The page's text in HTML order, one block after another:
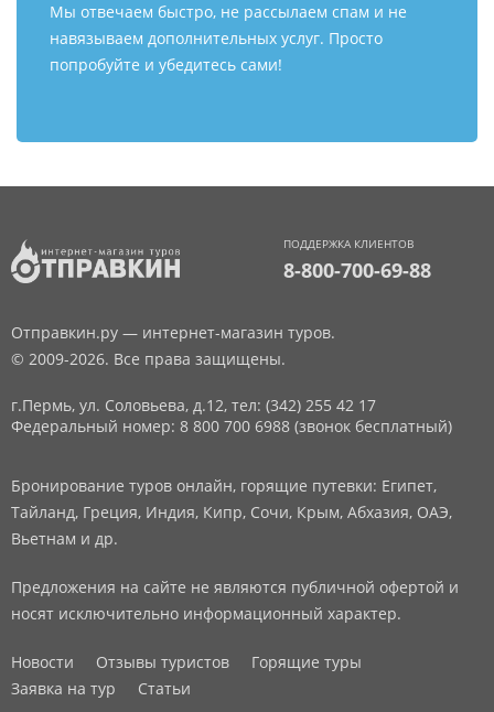
Мы отвечаем быстро, не рассылаем спам и не
навязываем дополнительных услуг. Просто
попробуйте и убедитесь сами!
ПОДДЕРЖКА КЛИЕНТОВ
8-800-700-69-88
Отправкин.ру — интернет-магазин туров.
© 2009-2026. Все права защищены.
г.Пермь, ул. Соловьева, д.12, тел: (342) 255 42 17
Федеральный номер: 8 800 700 6988 (звонок бесплатный)
Бронирование туров онлайн, горящие путевки: Египет,
Тайланд, Греция, Индия, Кипр, Сочи, Крым, Абхазия, ОАЭ,
Вьетнам и др.
Предложения на сайте не являются публичной офертой и
носят исключительно информационный характер.
Новости Отзывы туристов
Горящие туры
Заявка на тур
Статьи